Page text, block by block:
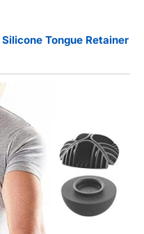
Tongue Retainer